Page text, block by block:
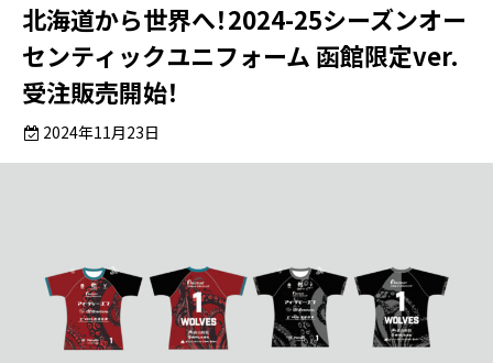
北海道から世界へ！2024-25シーズンオー
センティックユニフォーム 函館限定ver.
受注販売開始！
2024年11月23日